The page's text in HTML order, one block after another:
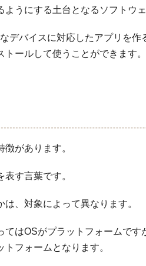
うにする土台となるソフトウェ
デバイスに対応したアプリを作
ールして使うことができます。
があります。
す言葉です。
、対象によって異なります。
はOSがプラットフォームです
フォームとなります。